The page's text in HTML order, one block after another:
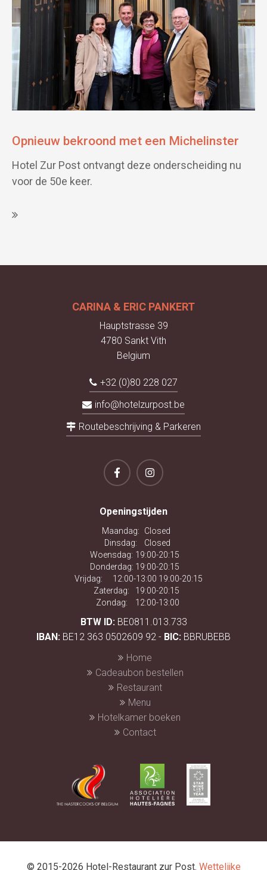
Opnieuw bekroond met een Michelinster
Hotel Zur Post ontvangt deze onderscheiding nu
voor de 50e keer.
CARINA & ERIC PANKERT
Hauptstrasse 39
4780 Sankt Vith
Belgium
+32 (0)80 228 027
info@hotelzurpost.be
Routebeschrijving & Parkeren
Openingstijden
Maandag:
Closed
Dinsdag:
Closed
Woensdag: 19:00-20:15
Donderdag: 19:00-20:15
Vrijdag:
12:00-13:00 19:00-20:15
Zaterdag:
19:00-20:15
Zondag:
12:00-13:00
BTW ID: BE0811.013.733
IBAN: BE12 363 0502609 92 - BIC: BBRUBEBB
Home
Cadeaubon bestellen
Restaurant
Menu
Hotelkamer boeken
Contact
© 2015-2026 Hotel-Restaurant zur Post. Wettelijke